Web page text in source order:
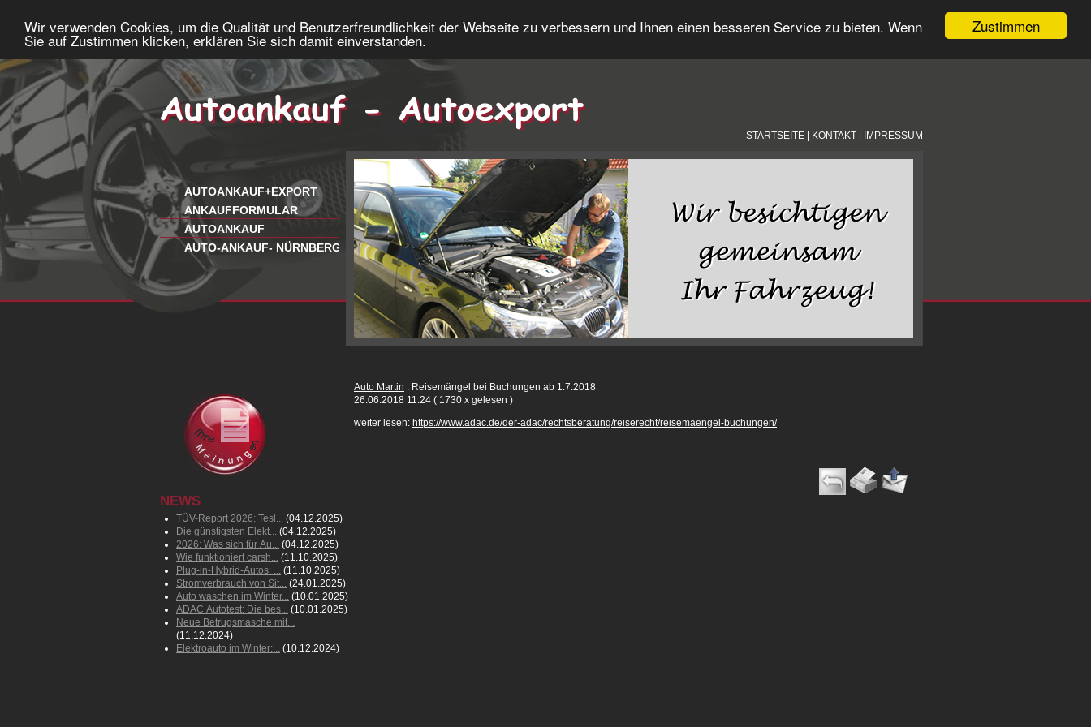
Zustimmen
Wir verwenden Cookies, um die Qualität und Benutzerfreundlichkeit der Webseite zu verbessern und Ihnen einen besseren Service zu bieten. Wenn
Sie auf Zustimmen klicken, erklären Sie sich damit einverstanden.
STARTSEITE KONTAKT IMPRESSUM
AUTOANKAUF+EXPORT
ANKAUFFORMULAR
AUTOANKAUF
AUTO-ANKAUF- NÜRNBERG
NEWS
TÜV-Report 2026: Tesl... (04.12.2025)
Die günstigsten Elekt... (04.12.2025)
2026: Was sich für Au... (04.12.2025)
Wie funktioniert carsh... (11.10.2025)
Plug-in-Hybrid-Autos: ... (11.10.2025)
Stromverbrauch von Sit... (24.01.2025)
Auto waschen im Winter... (10.01.2025)
ADAC Autotest: Die bes... (10.01.2025)
Neue Betrugsmasche mit...
(11.12.2024)
Elektroauto im Winter:... (10.12.2024)
Auto Martin : Reisemängel bei Buchungen ab 1.7.2018
26.06.2018 11:24 ( 1730 x gelesen )
weiter lesen: https://www.adac.de/der-adac/rechtsberatung/reiserecht/reisemaengel-buchungen/